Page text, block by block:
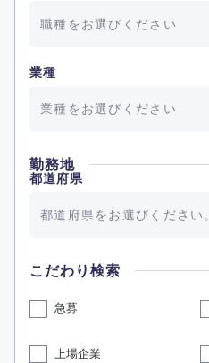
職種をお選びください
業種
業種をお選びください
勤務地
都道府県
都道府県をお選びください
こだわり検索
急募
上場企業